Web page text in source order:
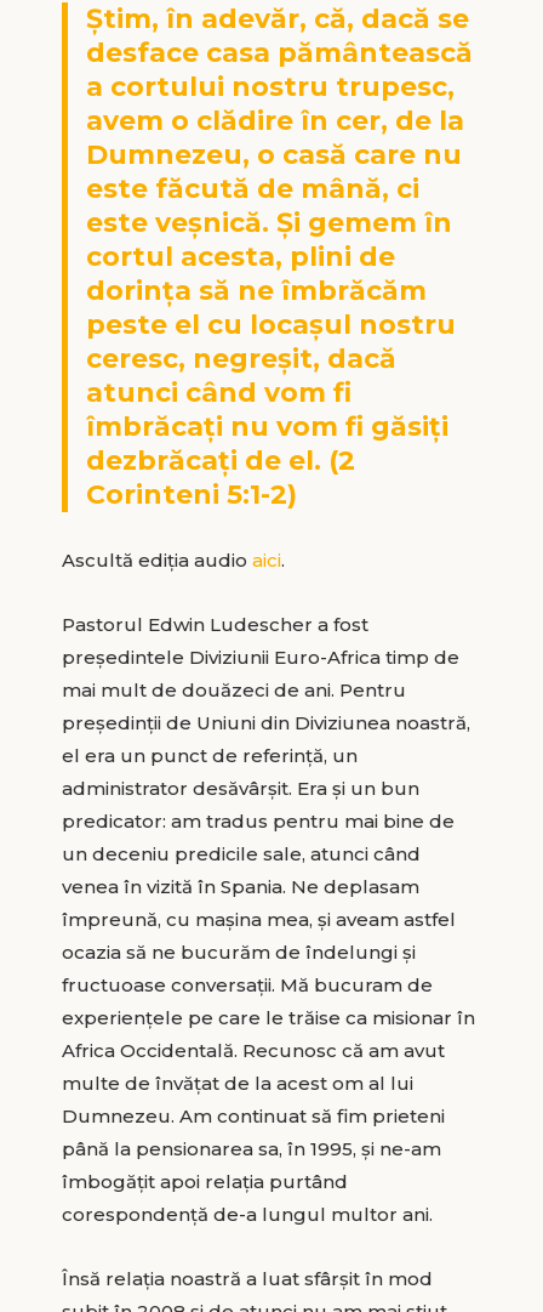
Ştim, în adevăr, că, dacă se
desface casa pământească
a cortului nostru trupesc,
avem o clădire în cer, de la
Dumnezeu, o casă care nu
este făcută de mână, ci
este veşnică. Şi gemem în
cortul acesta, plini de
dorinţa să ne îmbrăcăm
peste el cu locaşul nostru
ceresc, negreşit, dacă
atunci când vom fi
îmbrăcaţi nu vom fi găsiţi
dezbrăcaţi de el. (2
Corinteni 5:1-2)
Ascultă ediția audio aici.
Pastorul Edwin Ludescher a fost
preşedintele Diviziunii Euro-Africa timp de
mai mult de douăzeci de ani. Pentru
preşedinţii de Uniuni din Diviziunea noastră,
el era un punct de referinţă, un
administrator desăvârşit. Era şi un bun
predicator: am tradus pentru mai bine de
un deceniu predicile sale, atunci când
venea în vizită în Spania. Ne deplasam
împreună, cu maşina mea, şi aveam astfel
ocazia să ne bucurăm de îndelungi şi
fructuoase conversaţii. Mă bucuram de
experienţele pe care le trăise ca misionar în
Africa Occidentală. Recunosc că am avut
multe de învăţat de la acest om al lui
Dumnezeu. Am continuat să fim prieteni
până la pensionarea sa, în 1995, şi ne-am
îmbogăţit apoi relaţia purtând
corespondenţă de-a lungul multor ani.
Însă relaţia noastră a luat sfârşit în mod